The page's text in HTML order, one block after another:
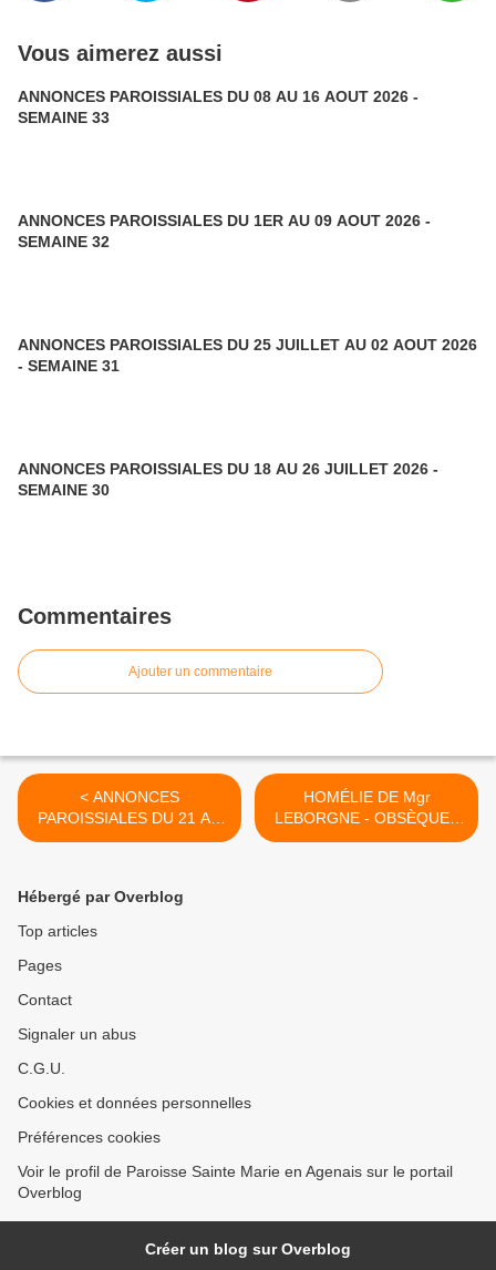
Vous aimerez aussi
ANNONCES PAROISSIALES DU 08 AU 16 AOUT 2026 -
SEMAINE 33
ANNONCES PAROISSIALES DU 1ER AU 09 AOUT 2026 -
SEMAINE 32
ANNONCES PAROISSIALES DU 25 JUILLET AU 02 AOUT 2026
- SEMAINE 31
ANNONCES PAROISSIALES DU 18 AU 26 JUILLET 2026 -
SEMAINE 30
Commentaires
Ajouter un commentaire
< ANNONCES
PAROISSIALES DU 21 AU
29 OCTOBRE 2023 -
HOMÉLIE DE Mgr
LEBORGNE - OBSÈQUES
DE DOMINIQUE BERNARD
Hébergé par Overblog
Top articles
Pages
Contact
Signaler un abus
C.G.U.
Cookies et données personnelles
Préférences cookies
Voir le profil de Paroisse Sainte Marie en Agenais sur le portail
Overblog
Créer un blog sur Overblog